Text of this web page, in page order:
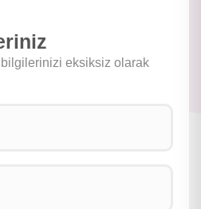
eksiksiz olarak